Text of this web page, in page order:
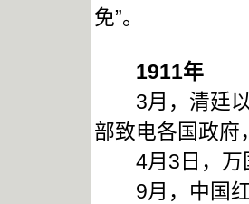
免”。
1911年
3月，清廷以
部致电各国政府
4月3日，万国
9月，中国红